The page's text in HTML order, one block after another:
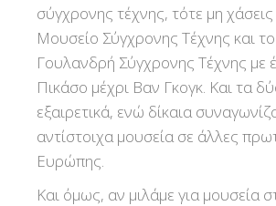
σύγχρονης τέχνης, τότε μη
Μουσείο Σύγχρονης Τέχνης και
Γουλανδρή Σύγχρονης Τέχνης με
Πικάσο μέχρι Βαν Γκογκ. Και τα
εξαιρετικά, ενώ δίκαια
αντίστοιχα μουσεία σε άλλες
Ευρώπης.
Και όμως, αν μιλάμε για μουσεία